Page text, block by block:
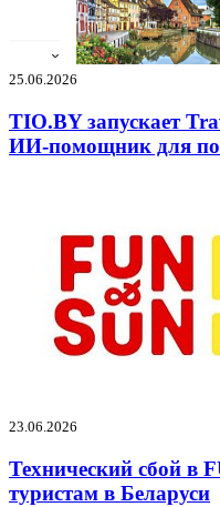
25.06.2026
TIO.BY запускает
ИИ-помощник для
23.06.2026
Технический сбой в
туристам в Беларуси